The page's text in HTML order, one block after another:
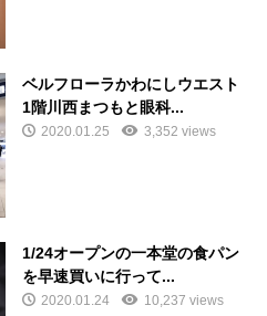
ベルフローラかわにしウエスト
1階川西まつもと眼科...
2020.01.25 3,352 views
1/24オープンの一本堂の食パン
を早速買いに行って...
2020.01.24 10,237 views